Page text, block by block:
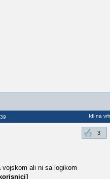
Idi na vrh
3
ali ni sa logikom